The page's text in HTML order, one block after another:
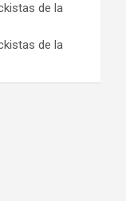
de la
de la